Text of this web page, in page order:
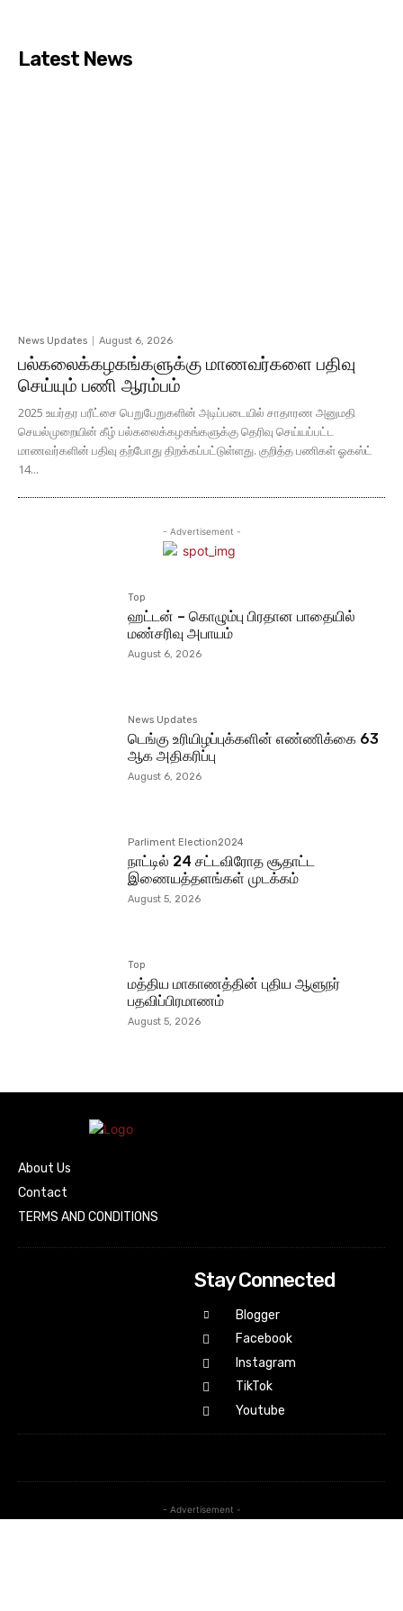
Latest News
News Updates August 6, 2026
பல்கலைக்கழகங்களுக்கு மாணவர்களை பதிவு
செய்யும் பணி ஆரம்பம்
2025 உயர்தர பரீட்சை பெறுபேறுகளின் அடிப்படையில் சாதாரண அனுமதி
செயல்முறையின் கீழ் பல்கலைக்கழகங்களுக்கு தெரிவு செய்யப்பட்ட
மாணவர்களின் பதிவு தற்போது திறக்கப்பட்டுள்ளது. குறித்த பணிகள் ஓகஸ்ட்
14...
- Advertisement -
Top
ஹட்டன் – கொழும்பு பிரதான பாதையில்
மண்சரிவு அபாயம்
August 6, 2026
News Updates
டெங்கு உரியிழப்புக்களின் எண்ணிக்கை 63
ஆக அதிகரிப்பு
August 6, 2026
Parliment Election2024
நாட்டில் 24 சட்டவிரோத சூதாட்ட
இணையத்தளங்கள் முடக்கம்
August 5, 2026
Top
மத்திய மாகாணத்தின் புதிய ஆளுநர்
பதவிப்பிரமாணம்
August 5, 2026
About Us
Contact
TERMS AND CONDITIONS
Stay Connected
Blogger
Facebook
Instagram
TikTok
Youtube
- Advertisement -